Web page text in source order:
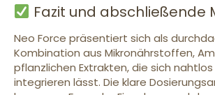
Fazit und abschließende
Neo Force präsentiert sich als
Kombination aus Mikronährstoffen,
pflanzlichen Extrakten, die sich
integrieren lässt. Die klare